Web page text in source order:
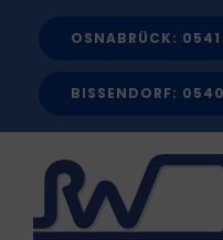
OSNABRÜCK:
BISSENDORF: